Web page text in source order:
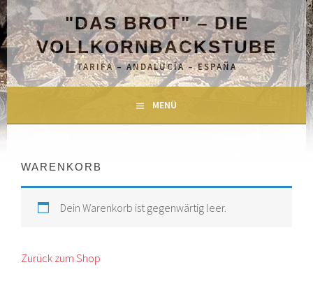
Springe
zum
Inhalt
"DAS BROT" – DIE
VOLLKORNBACKSTUBE
TARIFA – ANDALUCÍA – ESPAÑA
MENÜ
WARENKORB
Dein Warenkorb ist gegenwärtig leer.
Zurück zum Shop